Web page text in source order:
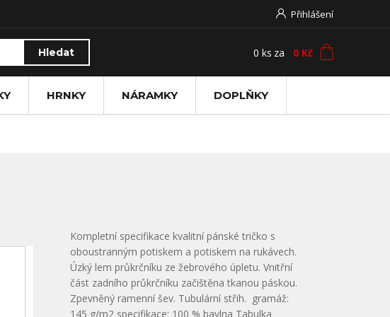
Přihlášení
Hledat 0 ks za 0 Kč
HRNKY NÁRAMKY DOPLŇKY
Kompletní specifikace kvalitní pánské tričko s
oboustranným potiskem a potiskem na rukávech.
Úzký lem průkrčníku ze žebrového úpletu. Vnitřní
část zadního průkrčníku začištěna tkanou páskou.
Zpevněný ramenní šev. Tubulární střih. gramáž:
145 g/m2 specifikace: 100 % bavlna Tabulka